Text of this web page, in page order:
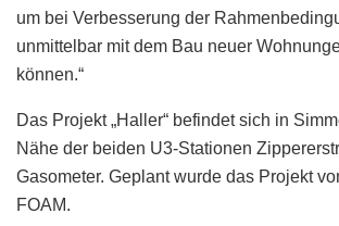
um bei Verbesserung der
unmittelbar mit dem Bau neuer
können.“
Das Projekt „Haller“ befindet sich in
Nähe der beiden U3-Stationen
Gasometer. Geplant wurde das Projekt
FOAM.